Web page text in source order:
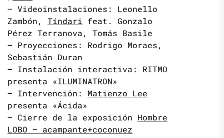
– Videoinstalaciones: Leonello
Zambón, Tíndari feat. Gonzalo
Pérez Terranova, Tomás Basile
– Proyecciones: Rodrigo Moraes,
Sebastián Duran
– Instalación interactiva: RITMO
presenta «ILUMINATRON»
– Intervención: Matienzo Lee
presenta «Ácida»
– Cierre de la exposición Hombre
LOBO – acampante+coconuez